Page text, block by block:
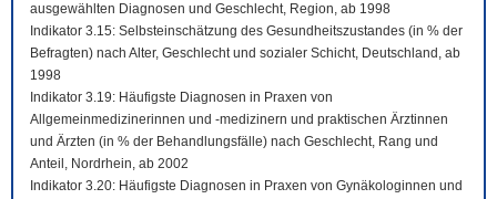
ausgewählten Diagnosen und Geschlecht, Region, ab 1998
Indikator 3.15: Selbsteinschätzung des Gesundheitszustandes (in % der
Befragten) nach Alter, Geschlecht und sozialer Schicht, Deutschland, ab
1998
Indikator 3.19: Häufigste Diagnosen in Praxen von
Allgemeinmedizinerinnen und -medizinern und praktischen Ärztinnen
und Ärzten (in % der Behandlungsfälle) nach Geschlecht, Rang und
Anteil, Nordrhein, ab 2002
Indikator 3.20: Häufigste Diagnosen in Praxen von Gynäkologinnen und